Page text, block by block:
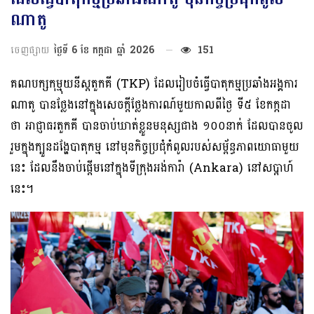
ណាតូ​​
ចេញផ្សាយ ថ្ងៃទី 6 ខែ កក្កដា ឆ្នាំ 2026 151
គណបក្សកុម្មុយនីស្តតួកគី (TKP) ​​ដែលរៀបចំ​ធ្វើបាតុកម្ម​ប្រឆាំង​អង្គការ​
ណាតូ​ បានថ្លែងនៅក្នុងសេចក្តីថ្លែងការណ៍មួយកាលពីថ្ងៃ ទី៥ ខែកក្កដា
ថា អាជ្ញាធរតួកគី បាន​ចាប់​ឃាត់ខ្លួនមនុស្សជាង ១០០នាក់ ដែលបានចូល
រួមក្នុងក្បួនដង្ហែបាតុកម្ម នៅមុន​កិច្ចប្រជុំកំពូលរបស់សម្ព័ន្ធភាពយោធាមួយ
នេះ​ ដែល​​នឹង​ចាប់ផ្តើមនៅក្នុង​ទីក្រុងអង់ការ៉ា (Ankara) ​នៅ​សប្តាហ៍​
នេះ​​។